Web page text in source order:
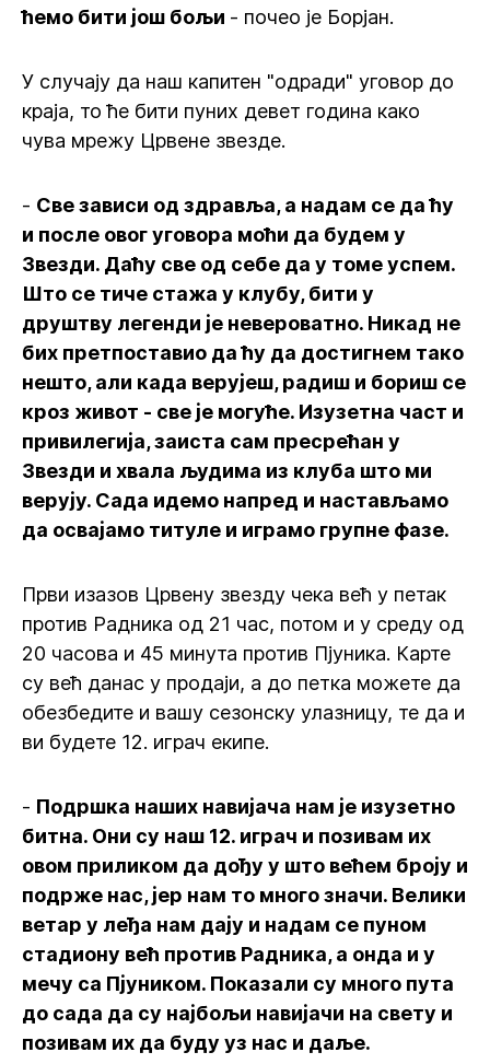
ћемо бити још бољи - почео је Борјан.
У случају да наш капитен "одради" уговор до
краја, то ће бити пуних девет година како
чува мрежу Црвене звезде.
- Све зависи од здравља, а надам се да ћу
и после овог уговора моћи да будем у
Звезди. Даћу све од себе да у томе успем.
Што се тиче стажа у клубу, бити у
друштву легенди је невероватно. Никад не
бих претпоставио да ћу да достигнем тако
нешто, али када верујеш, радиш и бориш се
кроз живот - све је могуће. Изузетна част и
привилегија, заиста сам пресрећан у
Звезди и хвала људима из клуба што ми
верују. Сада идемо напред и настављамо
да освајамо титуле и играмо групне фазе.
Први изазов Црвену звезду чека већ у петак
против Радника од 21 час, потом и у среду од
20 часова и 45 минута против Пјуника. Карте
су већ данас у продаји, а до петка можете да
обезбедите и вашу сезонску улазницу, те да и
ви будете 12. играч екипе.
- Подршка наших навијача нам је изузетно
битна. Они су наш 12. играч и позивам их
овом приликом да дођу у што већем броју и
подрже нас, јер нам то много значи. Велики
ветар у леђа нам дају и надам се пуном
стадиону већ против Радника, а онда и у
мечу са Пјуником. Показали су много пута
до сада да су најбољи навијачи на свету и
позивам их да буду уз нас и даље.